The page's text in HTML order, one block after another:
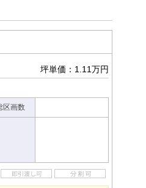
坪単価：1.11万円
区画数